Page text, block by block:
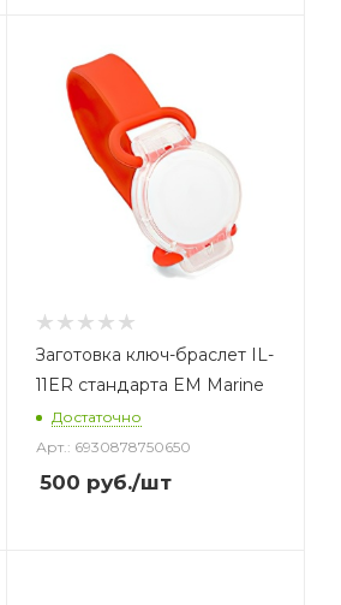
Заготовка ключ-браслет IL-
11ER стандарта EM Marine
Достаточно
Арт.: 6930878750650
500 руб./шт